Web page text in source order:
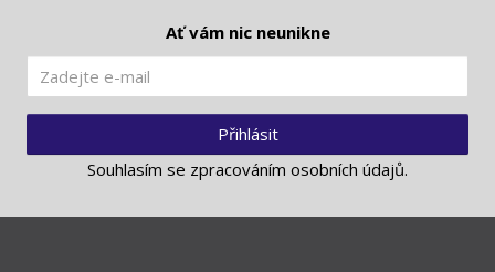
Ať vám nic neunikne
Přihlásit
Souhlasím se zpracováním osobních údajů.